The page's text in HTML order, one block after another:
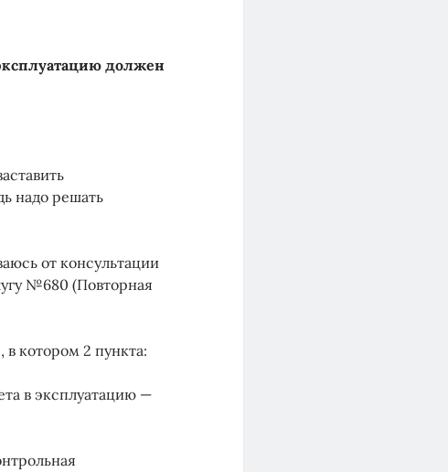
должен
надо решать
от консультации
№680 (Повторная
котором 2 пункта:
в эксплуатацию —